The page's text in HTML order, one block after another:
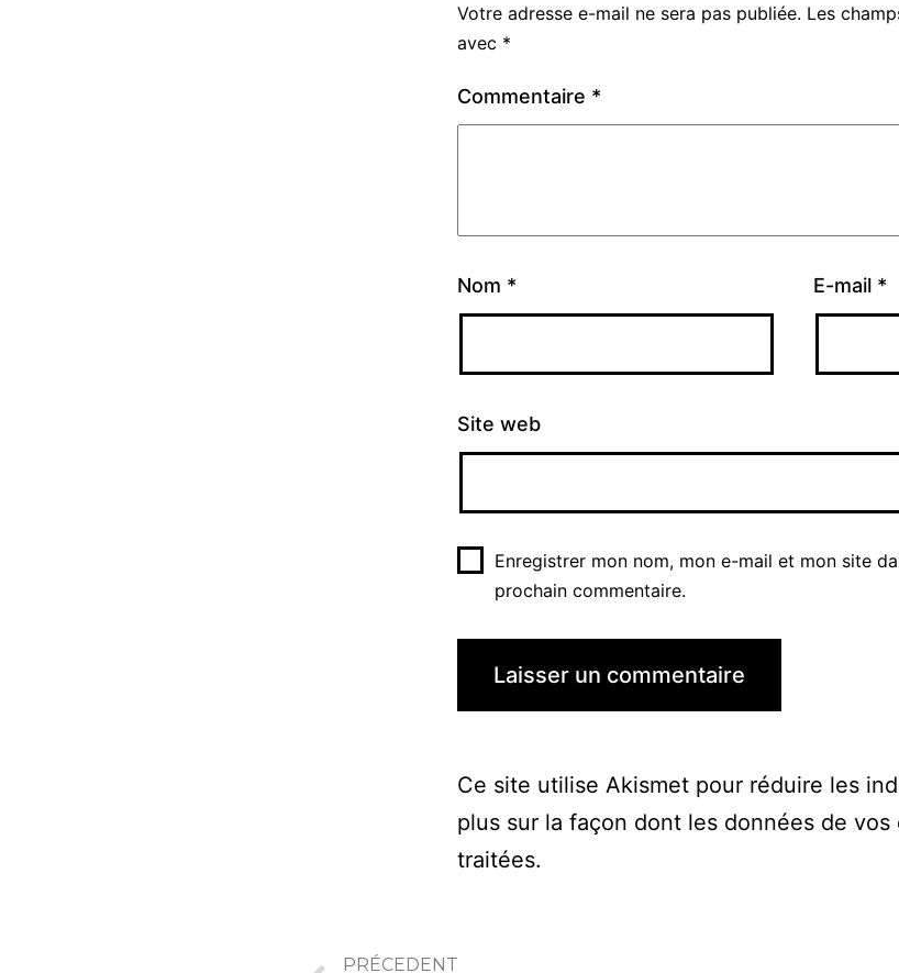
Votre adresse e-mail ne sera pas publiée. Les
avec *
Commentaire *
Nom * E-mail *
Site web
Enregistrer mon nom, mon e-mail et mon site
prochain commentaire.
Ce site utilise Akismet pour réduire les
plus sur la façon dont les données de
traitées.
PRÉCEDENT